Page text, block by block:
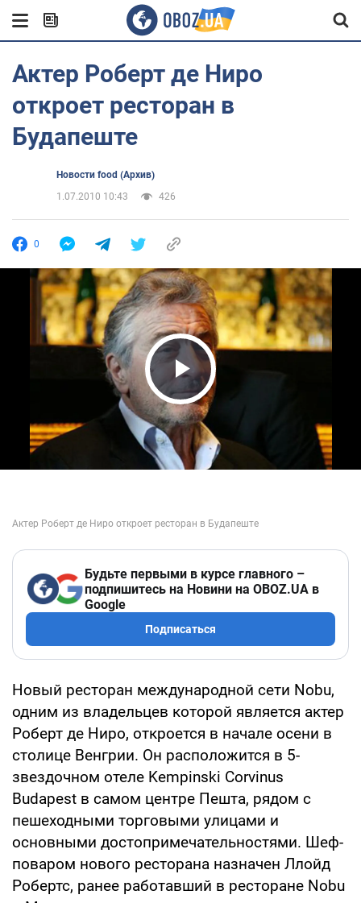
Актер Роберт де Ниро
откроет ресторан в
Будапеште
Новости food (Архив)
1.07.2010 10:43
426
0
Play Video
Будьте первыми в курсе главного –
подпишитесь на Новини на OBOZ.UA в
Google
Подписаться
Новый ресторан международной сети Nobu,
одним из владельцев которой является актер
Роберт де Ниро, откроется в начале осени в
столице Венгрии. Он расположится в 5-
звездочном отеле Kempinski Corvinus
Budapest в самом центре Пешта, рядом с
пешеходными торговыми улицами и
основными достопримечательностями. Шеф-
поваром нового ресторана назначен Ллойд
Робертс, ранее работавший в ресторане Nobu